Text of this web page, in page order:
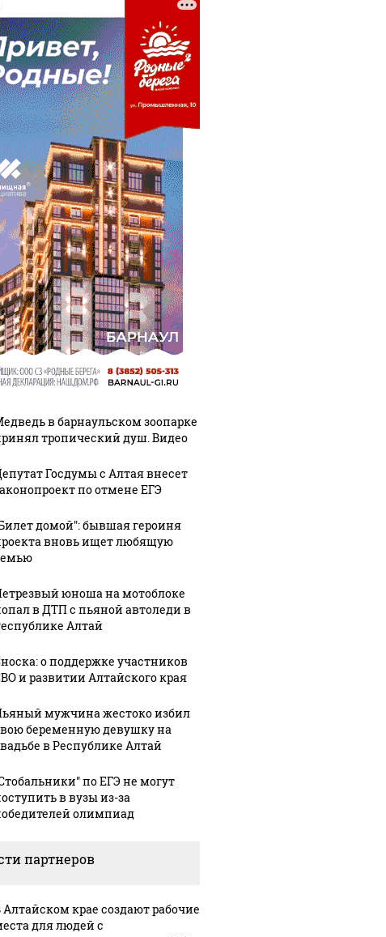
в барнаульском зоопарке
тропический душ. Видео
Госдумы с Алтая внесет
по отмене ЕГЭ
домой": бывшая героиня
вновь ищет любящую
юноша на мотоблоке
в ДТП с пьяной автоледи в
Алтай
о поддержке участников
и развитии Алтайского края
мужчина жестоко избил
беременную девушку на
в Республике Алтай
по ЕГЭ не могут
в вузы из-за
олимпиад
партнеров
Алтайском крае создают рабочие
для людей с